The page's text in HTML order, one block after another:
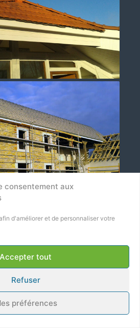
consentement aux
d'améliorer et de personnaliser votre
Accepter tout
Refuser
préférences